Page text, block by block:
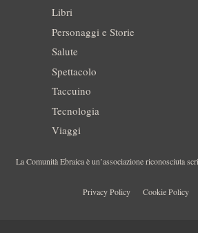
Libri
Personaggi e Storie
Salute
Spettacolo
Taccuino
Tecnologia
Viaggi
La Comunità Ebraica è un’associazione riconosciuta
Privacy Policy Cookie Policy